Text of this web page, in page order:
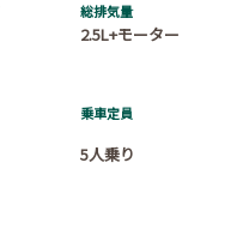
総排気量
2.5L+モーター
乗車定員
5人乗り